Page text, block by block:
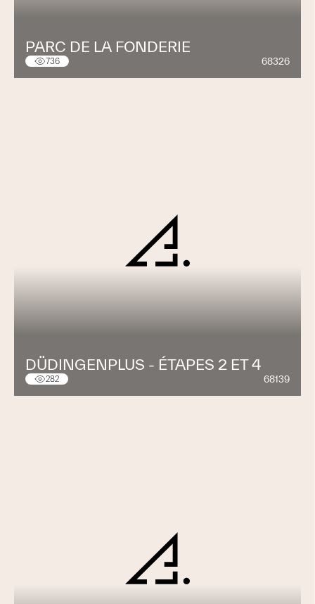
PARC DE LA FONDERIE
736 68326
DÜDINGENPLUS - ÉTAPES 2 ET 4
282 68139